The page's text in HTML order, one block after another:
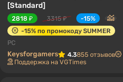
[Standard]
2818 ₽ 3315 ₽
-15%
-15% по промокоду SUMMER
PC
Keysforgamers 4.3855 отзывов
Поддержка на VGTimes